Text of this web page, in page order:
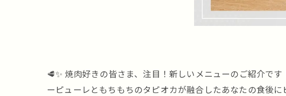
🥩✨ 焼肉好きの皆さま、注目！新しいメニューのご紹介で
ーピューレともちもちのタピオカが融合したあなたの食後